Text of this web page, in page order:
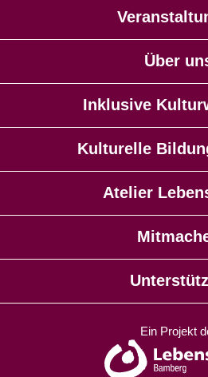
Über
Inklusive
Kulturelle
Atelier
Ein Projekt